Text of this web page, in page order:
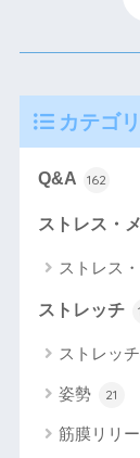
カテゴリ
Q&A 162
ストレス・
ストレス
ストレッチ
ストレッ
姿勢 21
筋膜リリ